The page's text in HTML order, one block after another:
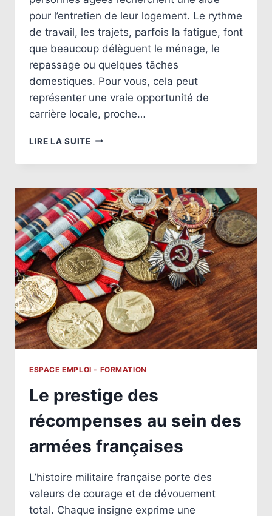
pour l’entretien de leur logement. Le rythme
de travail, les trajets, parfois la fatigue, font
que beaucoup délèguent le ménage, le
repassage ou quelques tâches
domestiques. Pour vous, cela peut
représenter une vraie opportunité de
carrière locale, proche…
LIRE LA SUITEDEVENIR
DE
À
DOMICILE
AUTOUR
DE
NANTES
:
COMPÉTENCES
ET
QUALITÉS
POUR
TROUVER
UN
EMPLOI
ESPACE EMPLOI - FORMATION
Le prestige des
récompenses au sein des
armées françaises
L’histoire militaire française porte des
valeurs de courage et de dévouement
total. Chaque insigne exprime une